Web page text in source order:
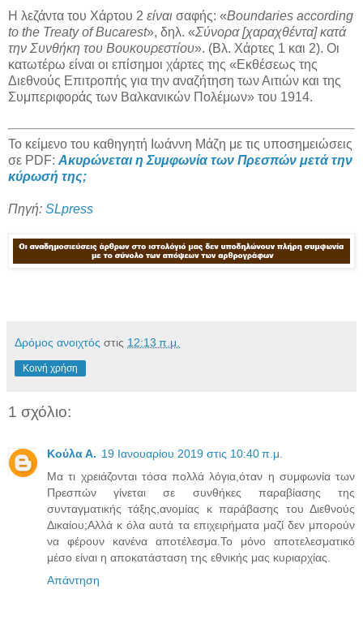
Η λεζάντα του Χάρτου 2 είναι σαφής: «Boundaries according
to the Treaty of Bucarest», δηλ. «Σύνορα [χαραχθέντα] κατά
την Συνθήκη του Βουκουρεστίου». (Βλ. Χάρτες 1 και 2). Οι
κατωτέρω είναι οι επίσημοι χάρτες της «Εκθέσεως της
Διεθνούς Επιτροπής για την αναζήτηση των Αιτιών και της
Συμπεριφοράς των Βαλκανικών Πολέμων» του 1914.
Το κείμενο του καθηγητή Ιωάννη Μάζη με τις υποσημειώσεις
σε PDF: Ακυρώνεται η Συμφωνία των Πρεσπών μετά την
κύρωσή της;
Πηγή: SLpress
Δρόμος ανοιχτός στις 12:13 π.μ.
Κοινή χρήση
1 σχόλιο:
Κούλα Α. 19 Ιανουαρίου 2019 στις 10:40 π.μ.
Μα τι χρειάζονται τόσα πολλά λόγια,όταν η συμφωνία των
Πρεσπών γίνεται σε συνθήκες παραβίασης της
συνταγματικής τάξης,ανομίας κ παράβασης του Διεθνούς
Δικαίου;Αλλά κ όλα αυτά τα επιχειρήματα μαζί δεν μπορούν
να φέρουν κανένα αποτέλεσμα.Το μόνο αποτελεσματικό
μέσο είναι η αποκατάσταση της εθνικής μας κυριαρχίας.
Απάντηση